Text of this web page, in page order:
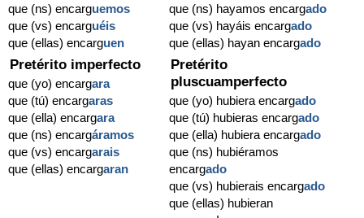
que (ns) encarguemos
que (vs) encarguéis
que (ellas) encarguen
que (ns) hayamos encargado
que (vs) hayáis encargado
que (ellas) hayan encargado
Pretérito imperfecto
que (yo) encargara
que (tú) encargaras
que (ella) encargara
que (ns) encargáramos
que (vs) encargarais
que (ellas) encargaran
Pretérito
pluscuamperfecto
que (yo) hubiera encargado
que (tú) hubieras encargado
que (ella) hubiera encargado
que (ns) hubiéramos
encargado
que (vs) hubierais encargado
que (ellas) hubieran